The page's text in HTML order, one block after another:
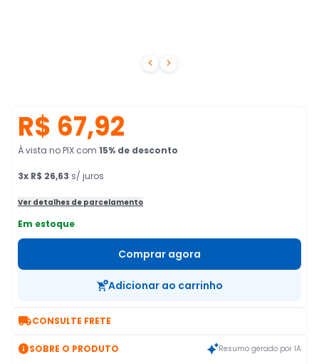
 
R$ 67,92
À vista no PIX com 15% de desconto
3x R$ 26,63 s/ juros
Ver detalhes de parcelamento
Em estoque
Comprar agora
Adicionar ao carrinho
CONSULTE FRETE
SOBRE O PRODUTO Resumo gerado por IA